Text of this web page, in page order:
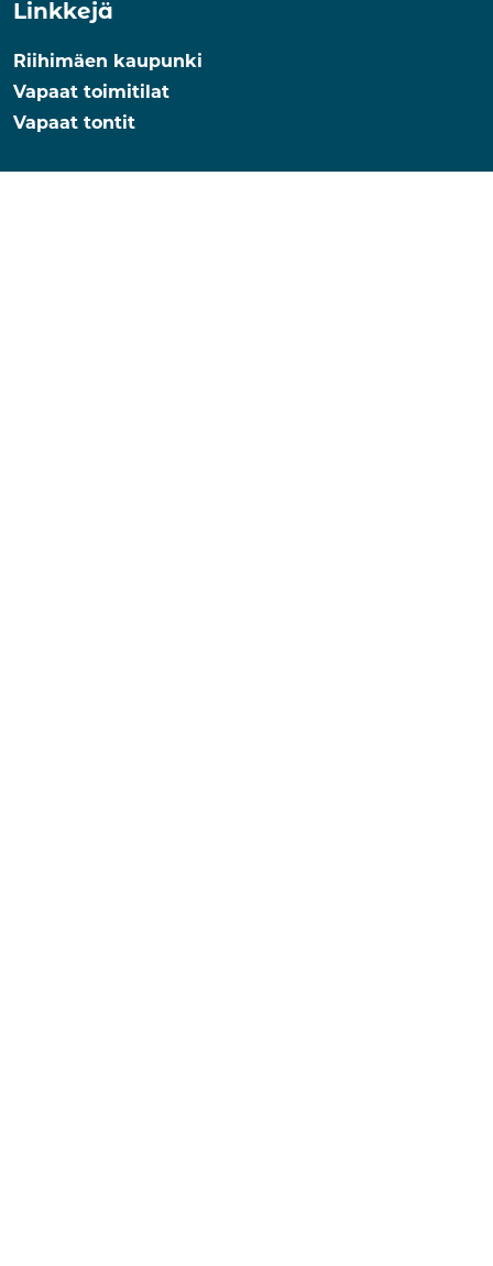
Linkkejä
Riihimäen kaupunki
Vapaat toimitilat
Vapaat tontit